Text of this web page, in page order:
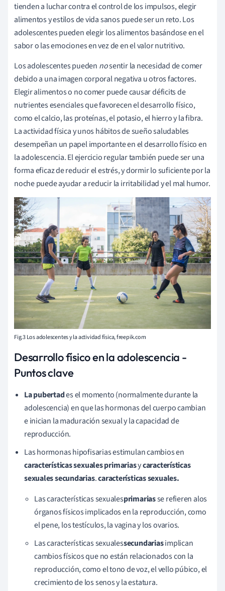
tienden a luchar contra el control de los impulsos, elegir
alimentos y estilos de vida sanos puede ser un reto. Los
adolescentes pueden elegir los alimentos basándose en el
sabor o las emociones en vez de en el valor nutritivo.
Los adolescentes pueden nosentir la necesidad de comer
debido a una imagen corporal negativa u otros factores.
Elegir alimentos o no comer puede causar déficits de
nutrientes esenciales que favorecen el desarrollo físico,
como el calcio, las proteínas, el potasio, el hierro y la fibra.
La actividad física y unos hábitos de sueño saludables
desempeñan un papel importante en el desarrollo físico en
la adolescencia. El ejercicio regular también puede ser una
forma eficaz de reducir el estrés, y dormir lo suficiente por la
noche puede ayudar a reducir la irritabilidad y el mal humor.
Fig.3 Los adolescentes y la actividad física, freepik.com
Desarrollo físico en la adolescencia -
Puntos clave
La pubertades el momento (normalmente durante la
adolescencia) en que las hormonas del cuerpo cambian
e inician la maduración sexual y la capacidad de
reproducción.
Las hormonas hipofisarias estimulan cambios en
características sexuales primariasycaracterísticas
sexuales secundarias.características sexuales.
Las características sexualesprimariasse refieren alos
órganos físicos implicados en la reproducción, como
el pene, los testículos, la vagina y los ovarios.
Las características sexualessecundariasimplican
cambios físicos que no están relacionados con la
reproducción, como el tono de voz, el vello púbico, el
crecimiento de los senos y la estatura.